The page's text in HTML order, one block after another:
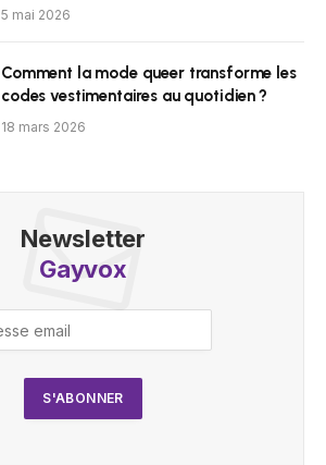
5 mai 2026
Comment la mode queer transforme les
codes vestimentaires au quotidien ?
18 mars 2026
Newsletter
Gayvox